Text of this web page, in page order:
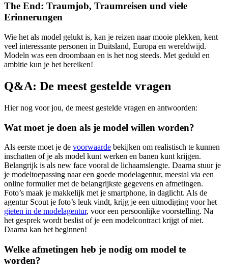
The End: Traumjob, Traumreisen und viele
Erinnerungen
Wie het als model gelukt is, kan je reizen naar mooie plekken, kent
veel interessante personen in Duitsland, Europa en wereldwijd.
Modeln was een droombaan en is het nog steeds. Met geduld en
ambitie kun je het bereiken!
Q&A: De meest gestelde vragen
Hier nog voor jou, de meest gestelde vragen en antwoorden:
Wat moet je doen als je model willen worden?
Als eerste moet je de voorwaarde bekijken om realistisch te kunnen
inschatten of je als model kunt werken en banen kunt krijgen.
Belangrijk is als new face vooral de lichaamslengte. Daarna stuur je
je modeltoepassing naar een goede modelagentur, meestal via een
online formulier met de belangrijkste gegevens en afmetingen.
Foto’s maak je makkelijk met je smartphone, in daglicht. Als de
agentur Scout je foto’s leuk vindt, krijg je een uitnodiging voor het
gieten in de modelagentur, voor een persoonlijke voorstelling. Na
het gesprek wordt beslist of je een modelcontract krijgt of niet.
Daarna kan het beginnen!
Welke afmetingen heb je nodig om model te
worden?